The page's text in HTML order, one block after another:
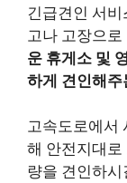
긴급견인 서
고나 고장으
운 휴게소 및
하게 견인해
고속도로에서
해 안전지대
량을 견인하